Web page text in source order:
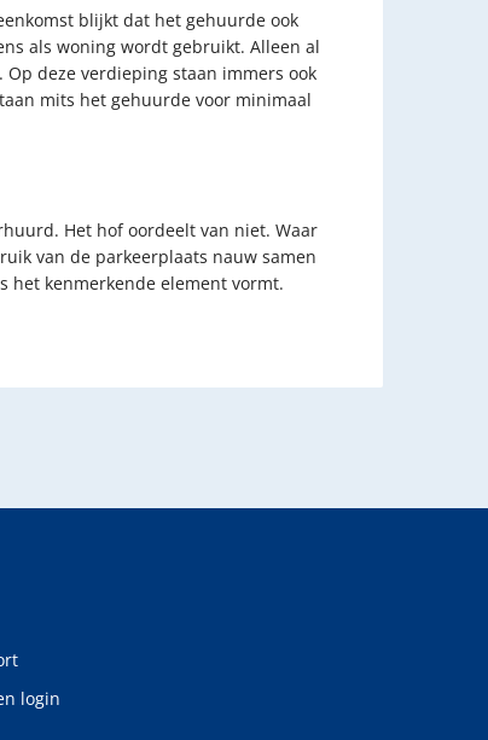
blijkt dat het gehuurde ook
als woning wordt gebruikt. Alleen al
deze verdieping staan immers ook
mits het gehuurde voor minimaal
Het hof oordeelt van niet. Waar
van de parkeerplaats nauw samen
het kenmerkende element vormt.
login